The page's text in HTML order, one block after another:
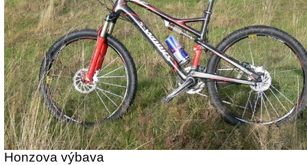
Honzova výbava